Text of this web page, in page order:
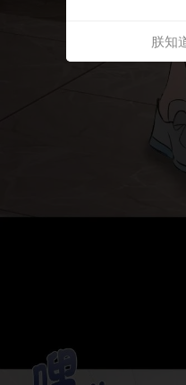
朕知